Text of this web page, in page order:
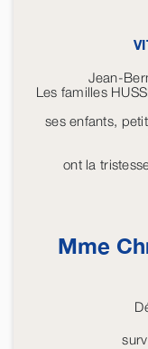
Jean-
Les familles
ses enfants,
ont la
Mme